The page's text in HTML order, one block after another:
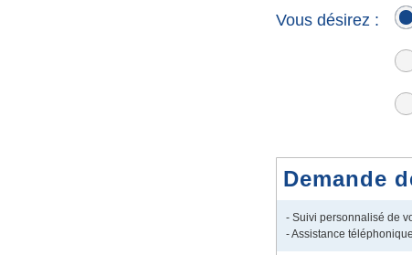
Vous désirez :
Demande
- Suivi personnalisé de
- Assistance